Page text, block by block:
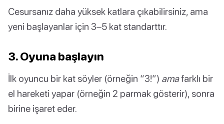
Cesursanız daha yüksek katlara çıkabilirsiniz, ama
yeni başlayanlar için 3–5 kat standarttır.
3. Oyuna başlayın
İlk oyuncu bir kat söyler (örneğin “3!”) amafarklı bir
el hareketi yapar (örneğin 2 parmak gösterir), sonra
birine işaret eder.